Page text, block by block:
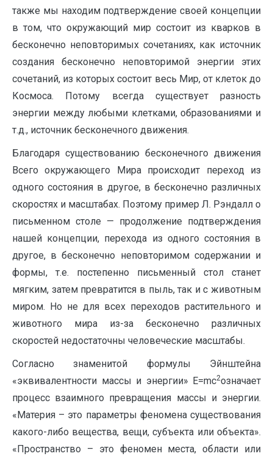
также мы находим подтверждение своей концепции
в том, что окружающий мир состоит из кварков в
бесконечно неповторимых сочетаниях, как источник
создания бесконечно неповторимой энергии этих
сочетаний, из которых состоит весь Мир, от клеток до
Космоса. Потому всегда существует разность
энергии между любыми клетками, образованиями и
т.д., источник бесконечного движения.
Благодаря существованию бесконечного движения
Всего окружающего Мира происходит переход из
одного состояния в другое, в бесконечно различных
скоростях и масштабах. Поэтому пример Л. Рэндалл о
письменном столе — продолжение подтверждения
нашей концепции, перехода из одного состояния в
другое, в бесконечно неповторимом содержании и
формы, т.е. постепенно письменный стол станет
мягким, затем превратится в пыль, так и с животным
миром. Но не для всех переходов растительного и
животного мира из-за бесконечно различных
скоростей недостаточны человеческие масштабы.
Согласно знаменитой формулы Эйнштейна
«эквивалентности массы и энергии» E=mc2означает
процесс взаимного превращения массы и энергии.
«Материя – это параметры феномена существования
какого-либо вещества, вещи, субъекта или объекта».
«Пространство – это феномен места, области или